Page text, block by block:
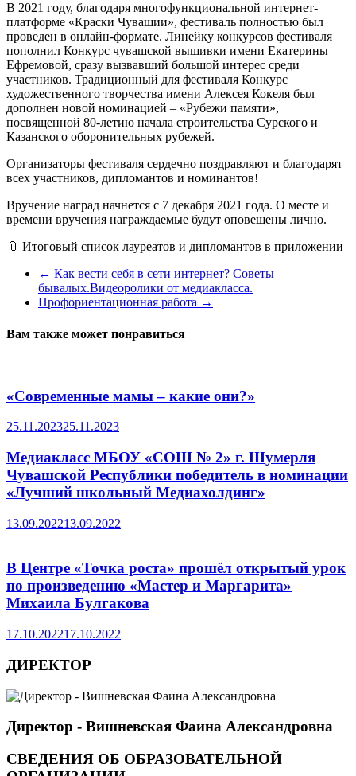
В 2021 году, благодаря многофункциональной интернет-
платформе «Краски Чувашии», фестиваль полностью был
проведен в онлайн-формате. Линейку конкурсов фестиваля
пополнил Конкурс чувашской вышивки имени Екатерины
Ефремовой, сразу вызвавший большой интерес среди
участников. Традиционный для фестиваля Конкурс
художественного творчества имени Алексея Кокеля был
дополнен новой номинацией – «Рубежи памяти»,
посвященной 80-летию начала строительства Сурского и
Казанского оборонительных рубежей.
Организаторы фестиваля сердечно поздравляют и благодарят
всех участников, дипломантов и номинантов!
Вручение наград начнется с 7 декабря 2021 года. О месте и
времени вручения награждаемые будут оповещены лично.
📎 Итоговый список лауреатов и дипломантов в приложении
← Как вести себя в сети интернет? Советы
бывалых.Видеоролики от медиакласса.
Профориентационная работа →
Вам также может понравиться
«Современные мамы – какие они?»
25.11.202325.11.2023
Медиакласс МБОУ «СОШ № 2» г. Шумерля
Чувашской Республики победитель в номинации
«Лучший школьный Медиахолдинг»
13.09.202213.09.2022
В Центре «Точка роста» прошёл открытый урок
по произведению «Мастер и Маргарита»
Михаила Булгакова
17.10.202217.10.2022
ДИРЕКТОР
Директор - Вишневская Фаина Александровна
СВЕДЕНИЯ ОБ ОБРАЗОВАТЕЛЬНОЙ